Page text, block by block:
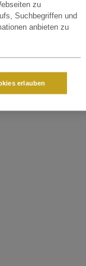
zu
Suchbegriffen und
anbieten zu
erlauben